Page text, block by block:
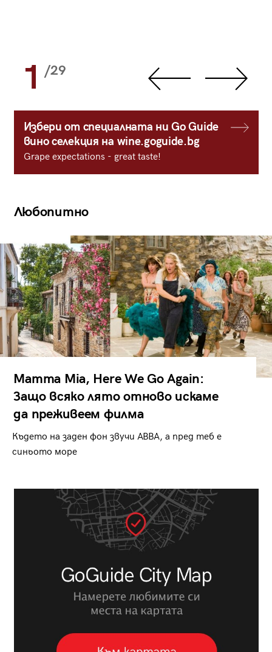
1 /29
Избери от специалната ни Go Guide
вино селекция на wine.goguide.bg
Grape expectations - great taste!
Любопитно
Mamma Mia, Here We Go Again:
Защо всяко лято отново искаме
да преживеем филма
Където на заден фон звучи ABBA, а пред теб е
синьото море